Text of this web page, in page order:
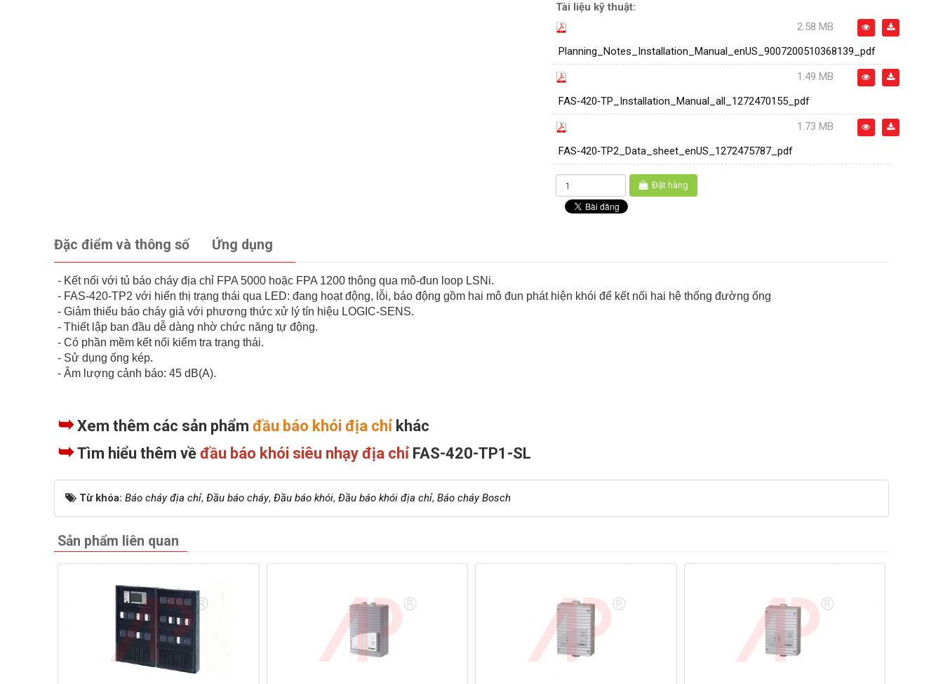
Tài liệu kỹ thuật:
Planning_Notes_Installation_Manual_enUS_9007200510368139_pdf
2.58 MB
FAS‑420‑TP_Installation_Manual_all_1272470155_pdf
1.49 MB
FAS‑420‑TP2_Data_sheet_enUS_1272475787_pdf
1.73 MB
Đặt hàng
Đặc điểm và thông số Ứng dụng
- Kết nối với tủ báo cháy địa chỉ FPA 5000 hoặc FPA 1200 thông qua mô-đun loop LSNi.
- FAS-420-TP2 với hiển thị trạng thái qua LED: đang hoạt động, lỗi, báo động gồm hai mô đun phát hiện khói để kết nối hai hệ thống đường ống
- Giảm thiểu báo cháy giả với phương thức xử lý tín hiệu LOGIC-SENS.
- Thiết lập ban đầu dễ dàng nhờ chức năng tự động.
- Có phần mềm kết nối kiểm tra trạng thái.
- Sử dụng ống kép.
- Âm lượng cảnh báo: 45 dB(A).
➥Xem thêm các sản phẩm đầu báo khói địa chỉ khác
➥Tìm hiểu thêm về đầu báo khói siêu nhạy địa chỉ FAS-420-TP1-SL
Từ khóa: Báo cháy địa chỉ, Đầu báo cháy, Đầu báo khói, Đầu báo khói địa chỉ, Báo cháy Bosch
Sản phẩm liên quan